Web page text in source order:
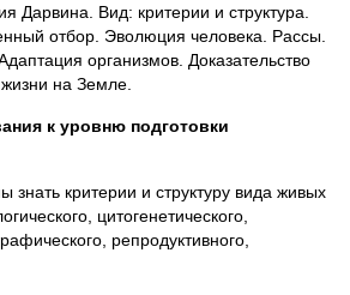
Дарвина. Вид: критерии и структура.
отбор. Эволюция человека. Рассы.
организмов. Доказательство
на Земле.
к уровню подготовки
критерии и структуру вида живых
цитогенетического,
репродуктивного,